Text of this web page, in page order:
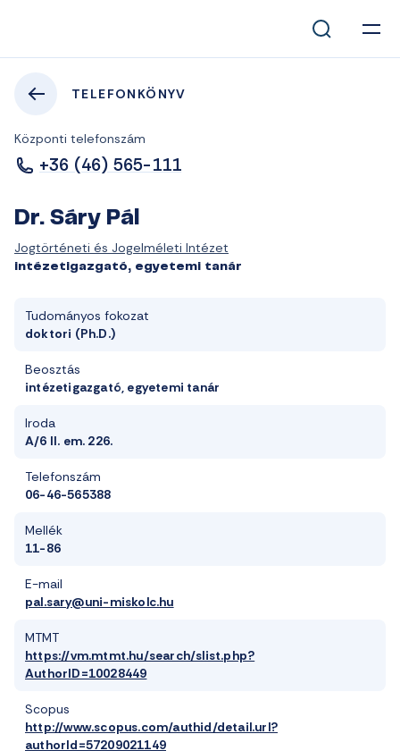
TELEFONKÖNYV
Központi telefonszám
+36 (46) 565-111
Dr. Sáry Pál
Jogtörténeti és Jogelméleti Intézet
intézetigazgató, egyetemi tanár
Tudományos fokozat
doktori (Ph.D.)
Beosztás
intézetigazgató, egyetemi tanár
Iroda
A/6 II. em. 226.
Telefonszám
06-46-565388
Mellék
11-86
E-mail
pal.sary@uni-miskolc.hu
MTMT
https://vm.mtmt.hu/search/slist.php?
AuthorID=10028449
Scopus
http://www.scopus.com/authid/detail.url?
authorId=57209021149